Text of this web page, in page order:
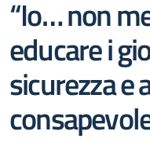
“Io… non
educare i
sicurezza e